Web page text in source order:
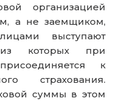
организацией
а не заемщиком,
выступают
которых при
к
страхования.
суммы в этом